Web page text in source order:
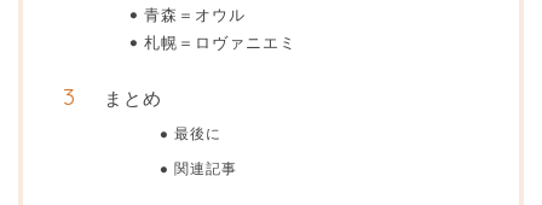
青森＝オウル
札幌＝ロヴァニエミ
まとめ
最後に
関連記事